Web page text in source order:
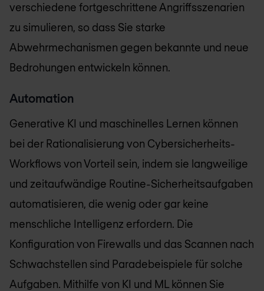
verschiedene fortgeschrittene Angriffsszenarien
zu simulieren, so dass Sie starke
Abwehrmechanismen gegen bekannte und neue
Bedrohungen entwickeln können.
Automation
Generative KI und maschinelles Lernen können
bei der Rationalisierung von Cybersicherheits-
Workflows von Vorteil sein, indem sie langweilige
und zeitaufwändige Routine-Sicherheitsaufgaben
automatisieren, die wenig oder gar keine
menschliche Intelligenz erfordern. Die
Konfiguration von Firewalls und das Scannen nach
Schwachstellen sind Paradebeispiele für solche
Aufgaben. Mithilfe von KI und ML können Sie